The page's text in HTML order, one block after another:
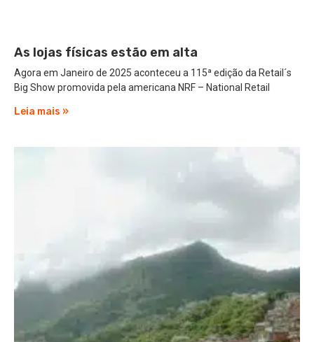
As lojas físicas estão em alta
Agora em Janeiro de 2025 aconteceu a 115ª edição da Retail´s
Big Show promovida pela americana NRF – National Retail
Leia mais »